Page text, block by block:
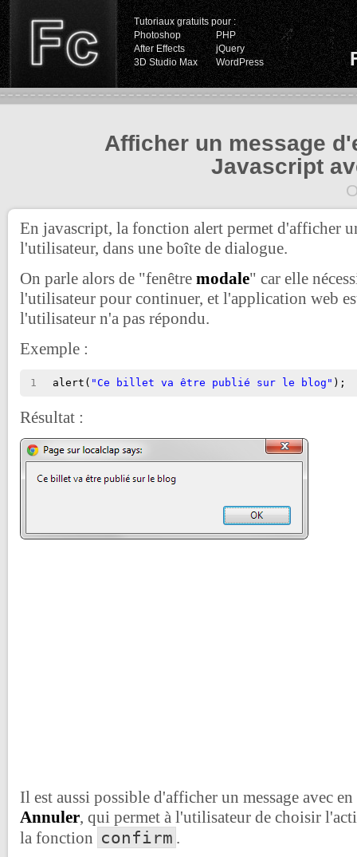
Tutoriaux gratuits pour :
Photoshop
PHP
After Effects
jQuery
3D Studio Max
WordPress
Afficher un message
Javascript
En javascript, la fonction alert permet d'afficher
l'utilisateur, dans une boîte de dialogue.
On parle alors de "fenêtre modale" car elle
l'utilisateur pour continuer, et l'application web
l'utilisateur n'a pas répondu.
Exemple :
1 alert( "Ce billet va être publié sur le blog" );
Résultat :
Il est aussi possible d'afficher un message avec
Annuler, qui permet à l'utilisateur de choisir
la fonction confirm .